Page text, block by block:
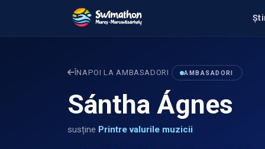
ÎNAPOI LA AMBASADORI AMBASADORI
Sántha Ágnes
susține Printre valurile muzicii